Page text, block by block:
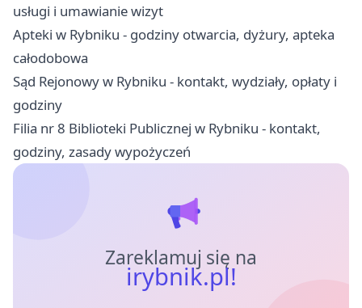
usługi i umawianie wizyt
Apteki w Rybniku - godziny otwarcia, dyżury, apteka
całodobowa
Sąd Rejonowy w Rybniku - kontakt, wydziały, opłaty i
godziny
Filia nr 8 Biblioteki Publicznej w Rybniku - kontakt,
godziny, zasady wypożyczeń
Zareklamuj się na
irybnik.pl!